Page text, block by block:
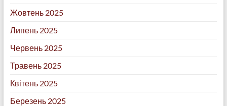
Жовтень 2025
Липень 2025
Червень 2025
Травень 2025
Квітень 2025
Березень 2025